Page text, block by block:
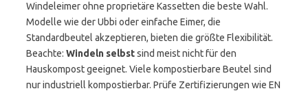
Windeleimer ohne proprietäre Kassetten die beste Wahl.
Modelle wie der Ubbi oder einfache Eimer, die
Standardbeutel akzeptieren, bieten die größte Flexibilität.
Beachte: Windeln selbstsind meist nicht für den
Hauskompost geeignet. Viele kompostierbare Beutel sind
nur industriell kompostierbar. Prüfe Zertifizierungen wie EN